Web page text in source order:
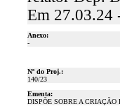
Em 27.03.24
Anexo:
-
Nº do Proj.:
140/23
Ementa:
DISPÕE SOBRE A